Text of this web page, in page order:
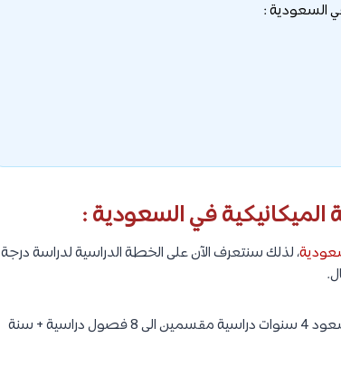
السعودية :
في السعودية :
، لذلك سنتعرف الآن على الخطة الدراسية لدراسة درجة
بشكل عام تستغرق دراسة الهندسة الميكانيكية في جامعة الملك سعود 4 سنوات دراسية مقسمين الى 8 فصول دراسية + سنة